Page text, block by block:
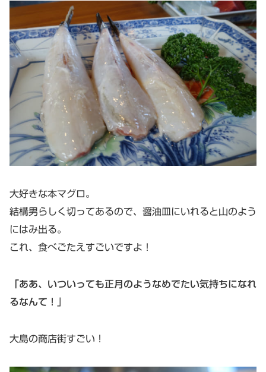
大好きな本マグロ。
結構男らしく切ってあるので、醤油皿にいれると山のよう
にはみ出る。
これ、食べごたえすごいですよ！
「ああ、いついっても正月のようなめでたい気持ちになれ
るなんて！
大島の商店街すごい！